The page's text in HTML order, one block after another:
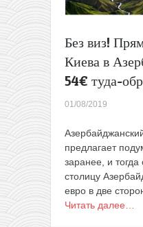
поездке
всего
за
113€
Без виз!
Киева в
54€ туда-
01/08/2019
предлагает
заранее, и тогда
столицу
евро в две
Читать далее…